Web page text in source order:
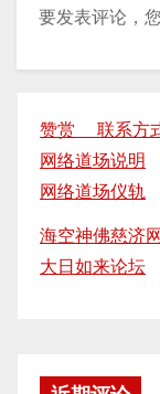
要发表评论，
赞赏 联系方
网络道场说明
网络道场仪轨
海空神佛慈济网
大日如来论坛